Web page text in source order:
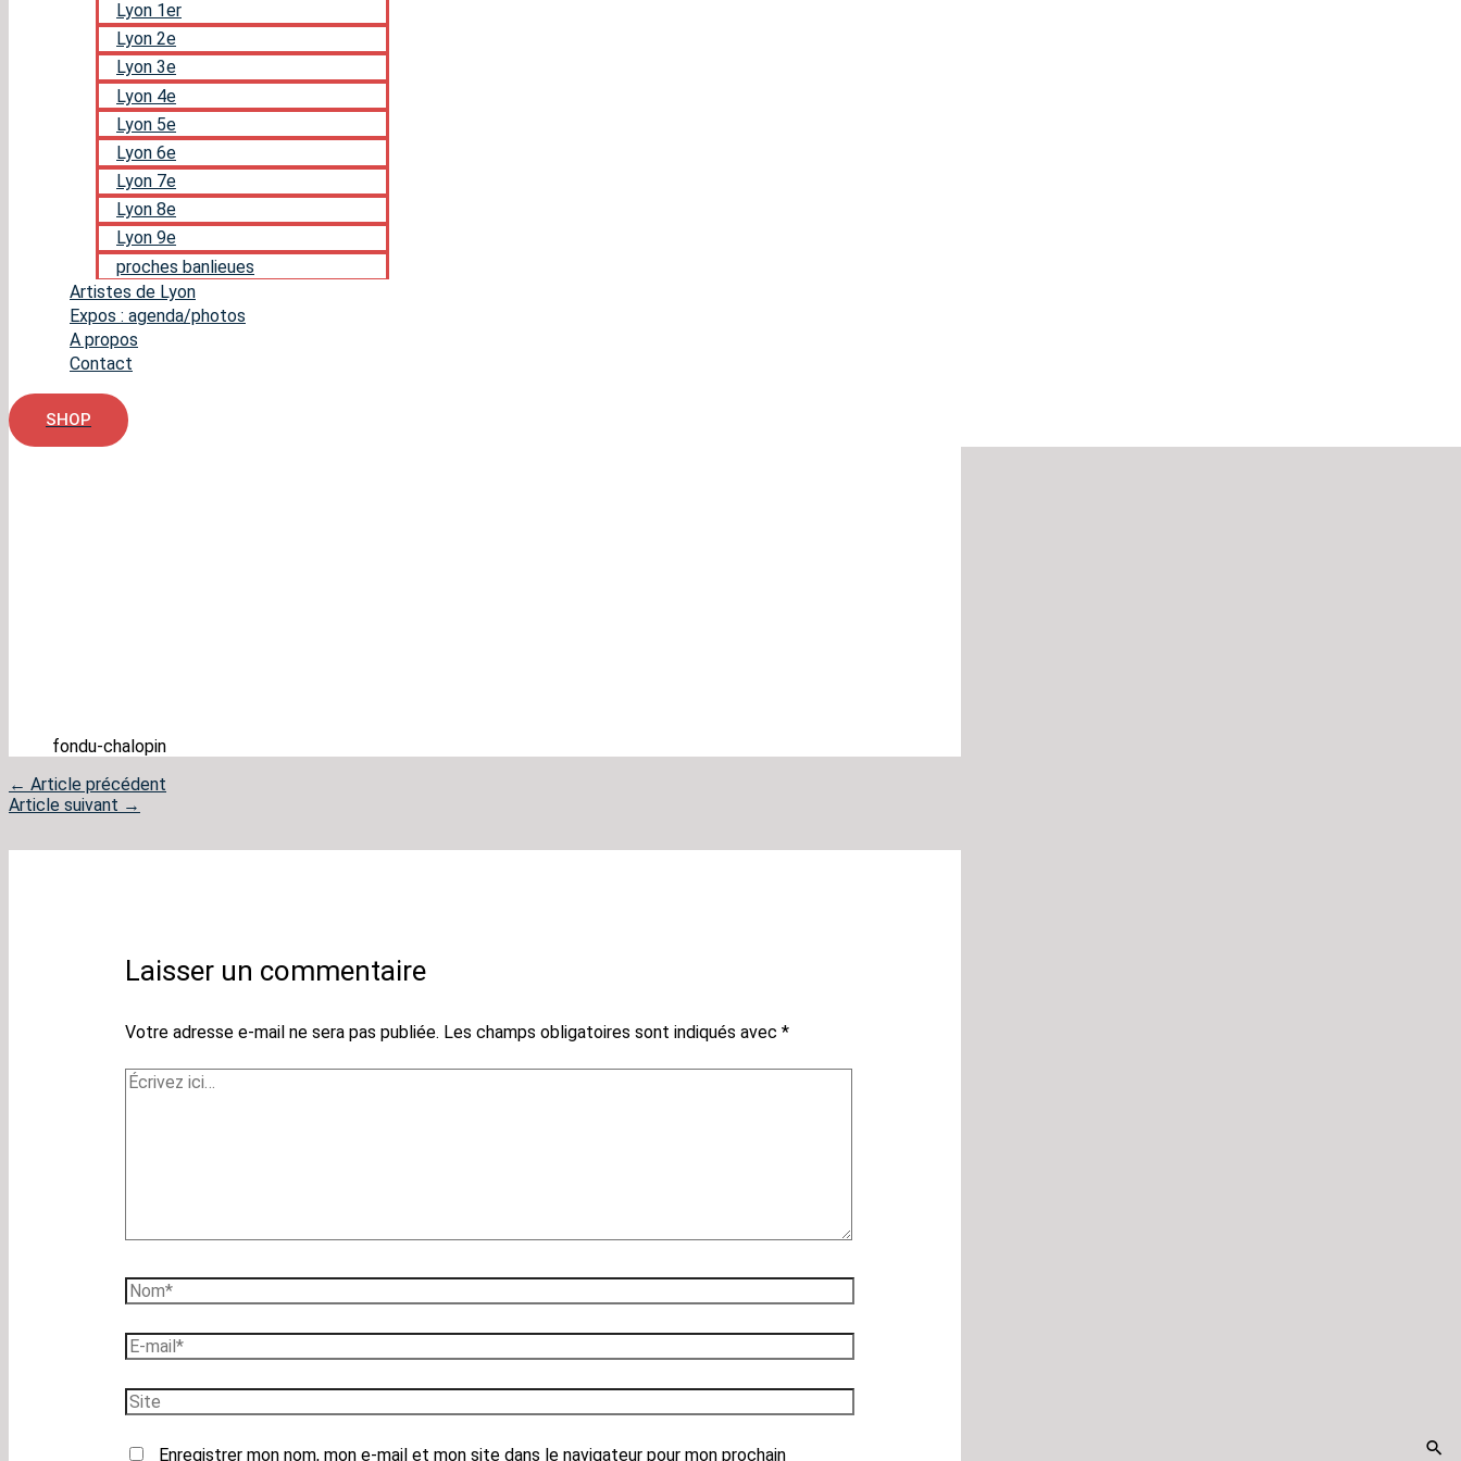
Lyon 1er
Lyon 2e
Lyon 3e
Lyon 4e
Lyon 5e
Lyon 6e
Lyon 7e
Lyon 8e
Lyon 9e
proches banlieues
Artistes de Lyon
Expos : agenda/photos
A propos
Contact
SHOP
fondu-chalopin
← Article précédent
Article suivant →
Laisser un commentaire
Votre adresse e-mail ne sera pas publiée. Les champs obligatoires sont indiqués avec *
Écrivez
Nom*
E-
mail*
Site
Enregistrer mon nom, mon e-mail et mon site dans le navigateur pour mon prochain